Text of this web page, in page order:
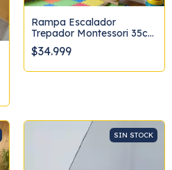
Rampa Escalador
Trepador Montessori 35cm
x 120cm
$34.999
SIN STOCK